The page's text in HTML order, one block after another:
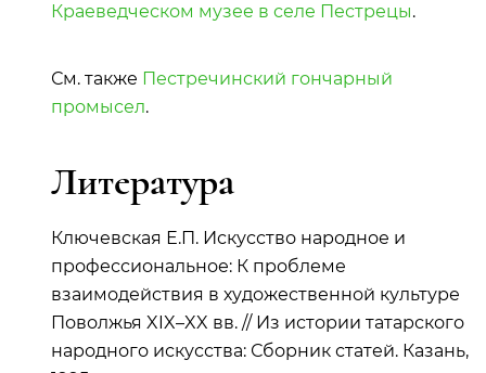
Краеведческом музее в селе Пестрецы.
См. также Пестречинский гончарный
промысел.
Литература
Ключевская Е.П. Искусство народное и
профессиональное: К проблеме
взаимодействия в художественной культуре
Поволжья XIX–XX вв. // Из истории татарского
народного искусства: Сборник статей. Казань,